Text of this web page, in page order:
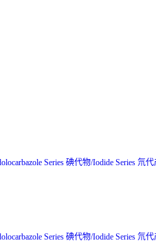
Series 碘代物/Iodide Series 氘代
Series 碘代物/Iodide Series 氘代